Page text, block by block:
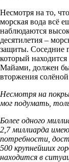
Несмотря на то,
морская вода всё
наблюдаются
десятилетия –
защиты. Соседние
который находится
Майами, должен
вторжения
Несмотря на
мог подумать,
Более одного
2,7 миллиарда
потребности,
500 крупнейших
находится в